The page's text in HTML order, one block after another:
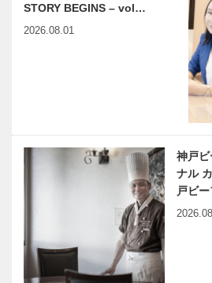
STORY BEGINS – vol…
2026.08.01
神戸ビ
ナル
戸ビ